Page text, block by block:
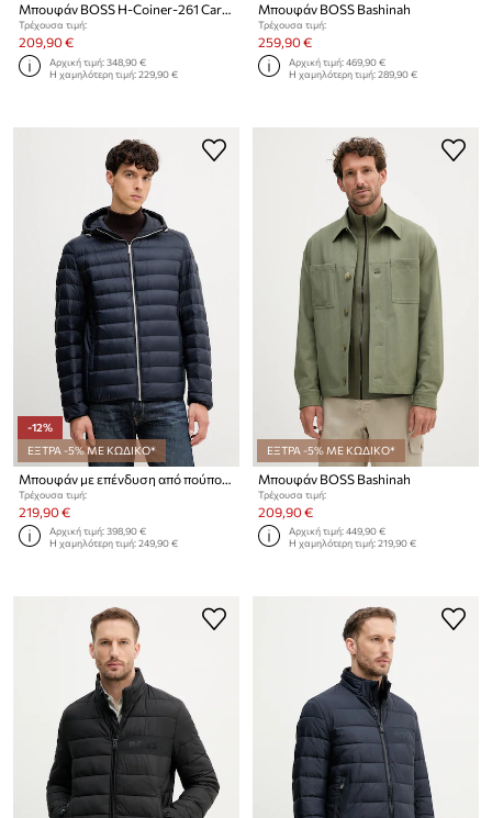
Μπουφάν BOSS H-Coiner-261 Cara-Valentine
Τρέχουσα τιμή:
209,90 €
Αρχική τιμή:348,90 €
Η χαμηλότερη τιμή:229,90 €
Μπουφάν BOSS Bashinah
Τρέχουσα τιμή:
259,90 €
Αρχική τιμή:469,90 €
Η χαμηλότερη τιμή:289,90 €
-12%
ΕΞΤΡΑ -5% ΜΕ ΚΩΔΙΚΟ*
Τρέχουσα τιμή:
219,90 €
Αρχική τιμή:398,90 €
Η χαμηλότερη τιμή:249,90 €
ΕΞΤΡΑ -5% ΜΕ ΚΩΔΙΚΟ*
Μπουφάν BOSS Bashinah
Τρέχουσα τιμή:
209,90 €
Αρχική τιμή:449,90 €
Η χαμηλότερη τιμή:219,90 €